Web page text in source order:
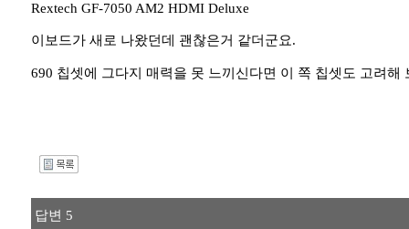
Rextech GF-7050 AM2 HDMI Deluxe
이보드가 새로 나왔던데 괜찮은거 같더군요.
690 칩셋에 그다지 매력을 못 느끼신다면 이 쪽 칩셋도 고려해
답변 5